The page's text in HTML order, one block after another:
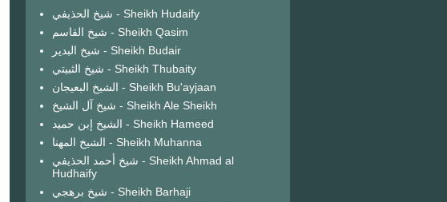
شيخ الحذيفي - Sheikh Hudaify
شيخ القاسم - Sheikh Qasim
شيخ البدير - Sheikh Budair
شيخ الثبيتي - Sheikh Thubaity
الشيخ البعيجان - Sheikh Bu'ayjaan
شيخ آل الشيخ - Sheikh Ale Sheikh
الشيخ إبن حميد - Sheikh Hameed
الشيخ المهنا - Sheikh Muhanna
شيخ أحمد الحذيفي - Sheikh Ahmad al
Hudhaify
شيخ برهجي - Sheikh Barhaji